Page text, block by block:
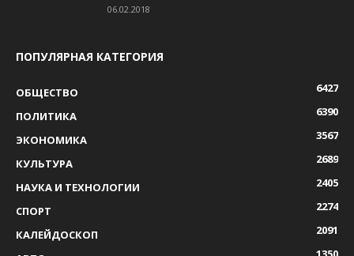
06.02.2018
ПОПУЛЯРНАЯ КАТЕГОРИЯ
ОБЩЕСТВО
6427
ПОЛИТИКА
6390
ЭКОНОМИКА
3567
КУЛЬТУРА
2689
НАУКА И ТЕХНОЛОГИИ
2405
СПОРТ
2274
КАЛЕЙДОСКОП
2091